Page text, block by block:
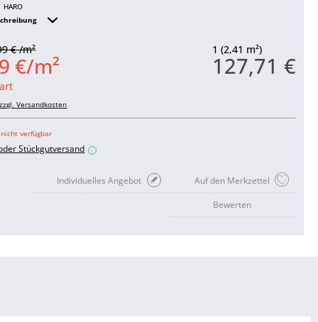
HARO
1 (2,41 m²)
127,71 €
€ /m²
€/m²
zzgl. Versandkosten
verfügbar
Stückgutversand i
Auf den Merkzettel
Individuelles Angebot
Bewerten